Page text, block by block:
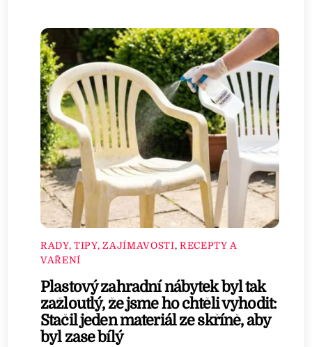
RADY, TIPY, ZAJÍMAVOSTI, RECEPTY A
VAŘENÍ
Plastový zahradní nábytek byl tak
zažloutlý, že jsme ho chtěli vyhodit:
Stačil jeden materiál ze skříně, aby
byl zase bílý